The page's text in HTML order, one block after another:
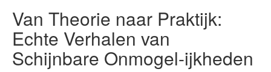
Van Theorie naar Praktijk:
Echte Verhalen van
Schijnbare Onmogel-ijkheden